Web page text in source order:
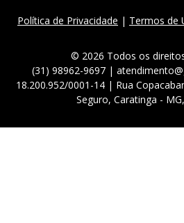
Política de Privacidade | Termos de
© 2026 Todos os
(31) 98962-9697 |
18.200.952/0001-14 | Rua
Seguro, Caratinga -